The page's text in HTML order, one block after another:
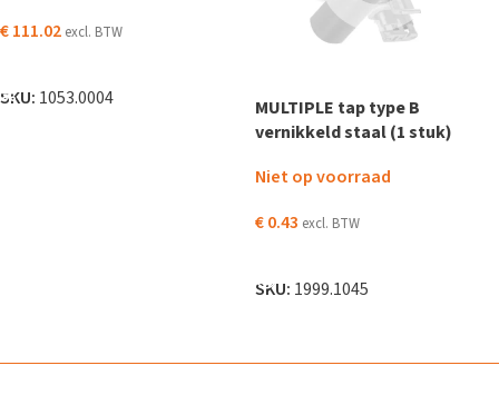
€111.02 excl. BTW
SKU: 1053.0004
MULTIPLE tap type B
vernikkeld staal (1 stuk)
Niet op voorraad
€0.43 excl. BTW
SKU: 1999.1045